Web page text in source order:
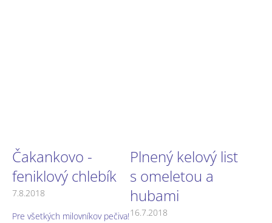
Čakankovo -
feniklový chlebík
7.8.2018
Pre všetkých milovníkov pečiva!
Plnený kelový list
s omeletou a
hubami
16.7.2018